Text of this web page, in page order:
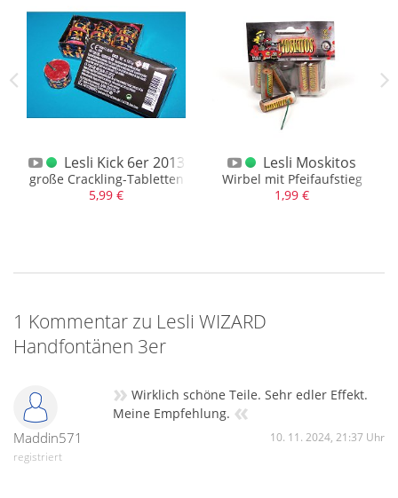
verrückten Fontänen
Lesli Kick 6er 2013
große Crackling-Tabletten
5,99 €
Lesli Moskitos
Wirbel mit Pfeifaufstieg
1,99 €
1 Kommentar zu Lesli WIZARD
Handfontänen 3er
Maddin571
registriert
» Wirklich schöne Teile. Sehr edler Effekt.
Meine Empfehlung. «
10. 11. 2024, 21:37 Uhr